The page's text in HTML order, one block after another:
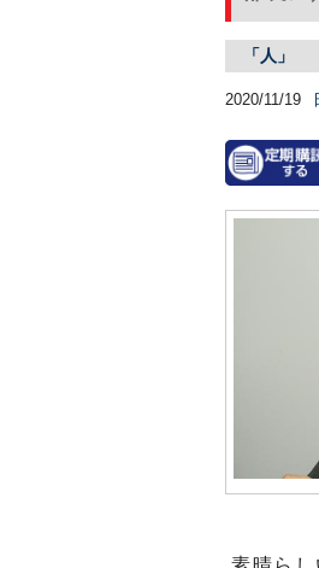
「人」
2020/11/19